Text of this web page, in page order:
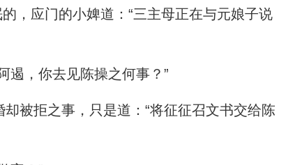
，应门的小婢道：“三主母正在与元娘子说
，你去见陈操之何事？”
被拒之事，只是道：“将征征召文书交给陈